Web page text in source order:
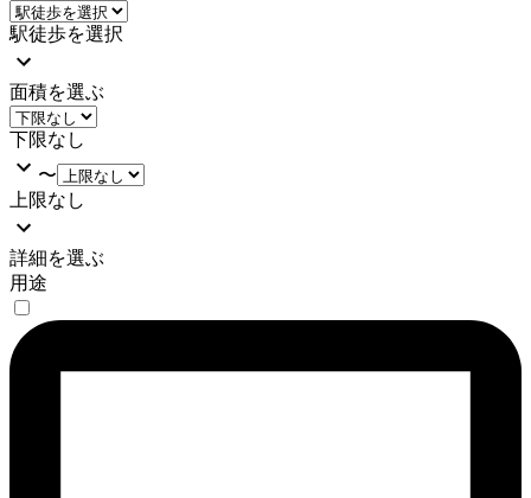
駅徒歩を選択
面積を選ぶ
下限なし
〜
上限なし
詳細を選ぶ
用途